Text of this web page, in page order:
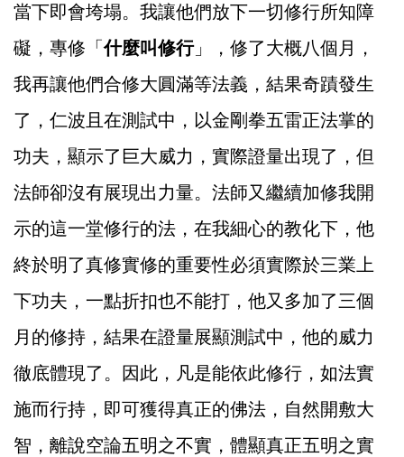
當下即會垮塌。我讓他們放下一切修行所知障
礙，專修「什麼叫修行」，修了大概八個月，
我再讓他們合修大圓滿等法義，結果奇蹟發生
了，仁波且在測試中，以金剛拳五雷正法掌的
功夫，顯示了巨大威力，實際證量出現了，但
法師卻沒有展現出力量。法師又繼續加修我開
示的這一堂修行的法，在我細心的教化下，他
終於明了真修實修的重要性必須實際於三業上
下功夫，一點折扣也不能打，他又多加了三個
月的修持，結果在證量展顯測試中，他的威力
徹底體現了。因此，凡是能依此修行，如法實
施而行持，即可獲得真正的佛法，自然開敷大
智，離說空論五明之不實，體顯真正五明之實